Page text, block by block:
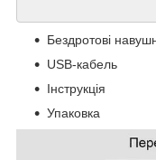
Бездротові
USB-кабель
Інструкція
Упаковка